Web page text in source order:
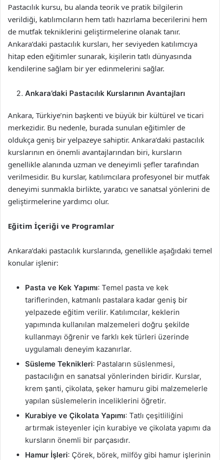
Pastacılık kursu, bu alanda teorik ve pratik bilgilerin
verildiği, katılımcıların hem tatlı hazırlama becerilerini hem
de mutfak tekniklerini geliştirmelerine olanak tanır.
Ankara’daki pastacılık kursları, her seviyeden katılımcıya
hitap eden eğitimler sunarak, kişilerin tatlı dünyasında
kendilerine sağlam bir yer edinmelerini sağlar.
Ankara’daki Pastacılık Kurslarının Avantajları
Ankara, Türkiye’nin başkenti ve büyük bir kültürel ve ticari
merkezidir. Bu nedenle, burada sunulan eğitimler de
oldukça geniş bir yelpazeye sahiptir. Ankara’daki pastacılık
kurslarının en önemli avantajlarından biri, kursların
genellikle alanında uzman ve deneyimli şefler tarafından
verilmesidir. Bu kurslar, katılımcılara profesyonel bir mutfak
deneyimi sunmakla birlikte, yaratıcı ve sanatsal yönlerini de
geliştirmelerine yardımcı olur.
Eğitim İçeriği ve Programlar
Ankara’daki pastacılık kurslarında, genellikle aşağıdaki temel
konular işlenir:
Pasta ve Kek Yapımı: Temel pasta ve kek
tariflerinden, katmanlı pastalara kadar geniş bir
yelpazede eğitim verilir. Katılımcılar, keklerin
yapımında kullanılan malzemeleri doğru şekilde
kullanmayı öğrenir ve farklı kek türleri üzerinde
uygulamalı deneyim kazanırlar.
Süsleme Teknikleri: Pastaların süslenmesi,
pastacılığın en sanatsal yönlerinden biridir. Kurslar,
krem şanti, çikolata, şeker hamuru gibi malzemelerle
yapılan süslemelerin inceliklerini öğretir.
Kurabiye ve Çikolata Yapımı: Tatlı çeşitliliğini
artırmak isteyenler için kurabiye ve çikolata yapımı da
kursların önemli bir parçasıdır.
Hamur İşleri: Çörek, börek, milföy gibi hamur işlerinin